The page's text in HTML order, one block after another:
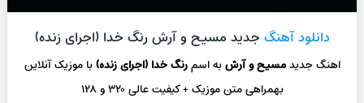
دانلود آهنگ جدید مسیح و آرش رنگ خدا (اجرای زنده)
اهنگ جدیدمسیح و آرشبه اسمرنگ خدا (اجرای زنده)با موزیک آنلاین
بهمراهی متن موزیک + کیفیت عالی ۳۲۰ و ۱۲۸